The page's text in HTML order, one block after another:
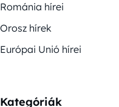
Románia hírei
Orosz hírek
Európai Unió hírei
Kategóriák